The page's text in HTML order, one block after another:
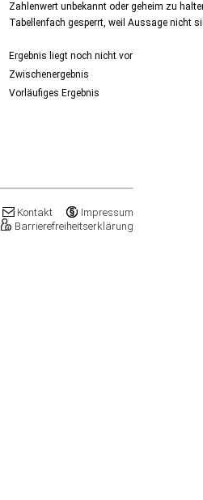
Zahlenwert unbekannt oder geheim zu
Tabellenfach gesperrt, weil Aussage nicht
Ergebnis liegt noch nicht vor
Zwischenergebnis
Vorläufiges Ergebnis
Impressum
Kontakt
Barrierefreiheitserklärung